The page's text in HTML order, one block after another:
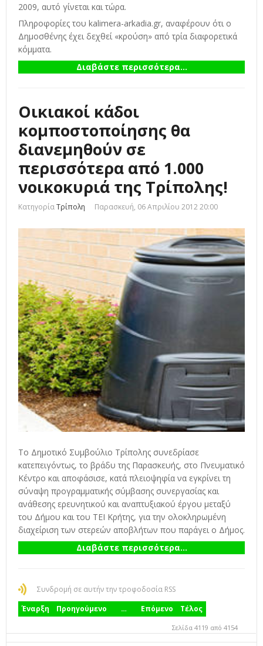
2009, αυτό γίνεται και τώρα.
Πληροφορίες του kalimera-arkadia.gr, αναφέρουν ότι ο
Δημοσθένης έχει δεχθεί «κρούση» από τρία διαφορετικά
κόμματα.
Διαβάστε περισσότερα...
Οικιακοί κάδοι
κομποστοποίησης θα
διανεμηθούν σε
περισσότερα από 1.000
νοικοκυριά της Τρίπολης!
ΚατηγορίαΤρίπολη Παρασκευή, 06 Απριλίου 2012 20:00
Το Δημοτικό Συμβούλιο Τρίπολης συνεδρίασε
κατεπειγόντως, το βράδυ της Παρασκευής, στο Πνευματικό
Κέντρο και αποφάσισε, κατά πλειοψηφία να εγκρίνει τη
σύναψη προγραμματικής σύμβασης συνεργασίας και
ανάθεσης ερευνητικού και αναπτυξιακού έργου μεταξύ
του Δήμου και του ΤΕΙ Κρήτης, για την ολοκληρωμένη
διαχείριση των στερεών αποβλήτων που παράγει ο Δήμος.
Διαβάστε περισσότερα...
Συνδρομή σε αυτήν την τροφοδοσία RSS
Έναρξη
Προηγούμενο … Επόμενο Τέλος
Σελίδα 4119 από 4154